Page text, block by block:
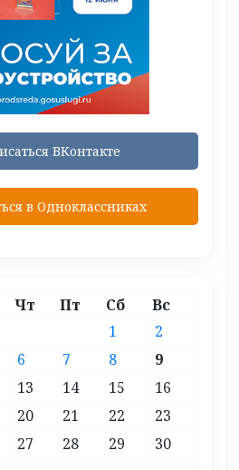
ВКонтакте
в Одноклассниках
Чт Пт Сб Вс
1
2
6 7 8
9
13 14 15
16
20 21 22
23
27 28 29
30